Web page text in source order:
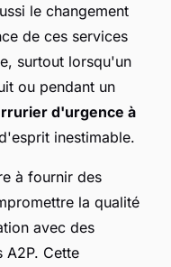
le changement
de ces services
surtout lorsqu'un
ou pendant un
d'urgence à
inestimable.
à fournir des
la qualité
avec des
A2P. Cette